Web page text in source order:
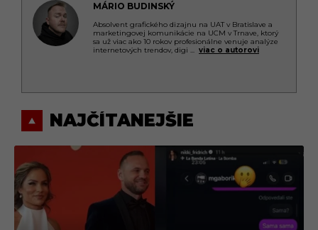
MÁRIO BUDINSKÝ
Absolvent grafického dizajnu na UAT v Bratislave a
marketingovej komunikácie na UCM v Trnave, ktorý
sa už viac ako 10 rokov profesionálne venuje analýze
internetových trendov, digi ... viac o autorovi
NAJČÍTANEJŠIE